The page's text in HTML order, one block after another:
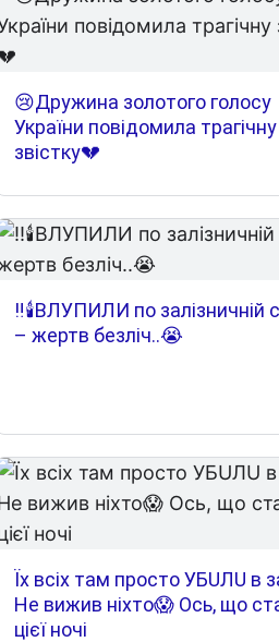
😢Дружина золотого голосу
України повідомила трагічну
звістку💔
‼️🕯️ВЛУПИЛИ по залізничній
– жертв безліч..😭
Їх всіх там просто УБUЛU в
Не вижив ніхто😱 Ось, що
цієї ночі